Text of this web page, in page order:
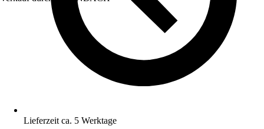
Lieferzeit ca. 5 Werktage